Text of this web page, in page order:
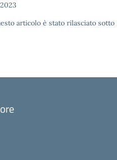
articolo è stato rilasciato